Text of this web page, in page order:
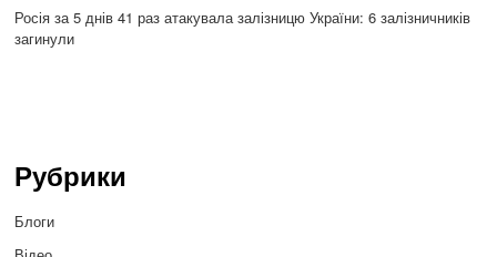
Росія за 5 днів 41 раз атакувала залізницю України: 6 залізничників
загинули
Рубрики
Блоги